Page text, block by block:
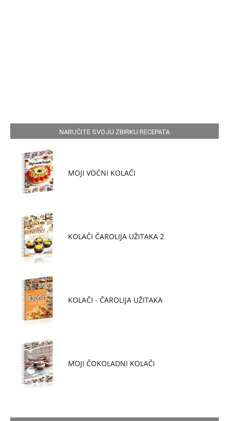
NARUČITE SVOJU ZBIRKU RECEPATA
MOJI VOĆNI KOLAČI
KOLAČI ČAROLIJA UŽITAKA 2
KOLAČI - ČAROLIJA UŽITAKA
MOJI ČOKOLADNI KOLAČI